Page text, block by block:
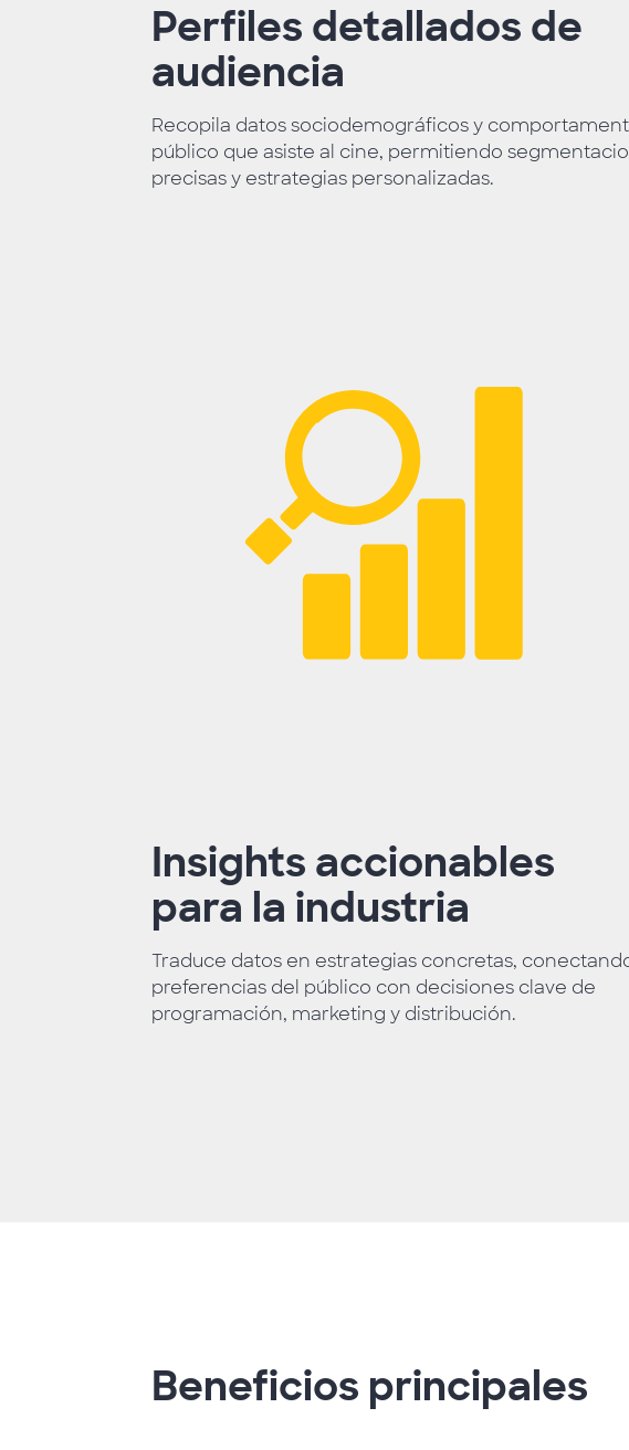
Perfiles detallados de
audiencia
Recopila datos sociodemográficos y
público que asiste al cine, permitiendo
precisas y estrategias personalizadas.
Insights accionables
para la industria
Traduce datos en estrategias concretas,
preferencias del público con decisiones clave de
programación, marketing y distribución.
Beneficios principales